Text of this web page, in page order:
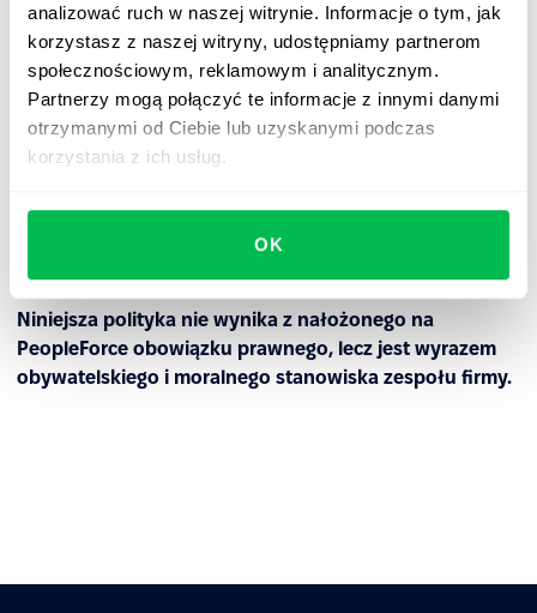
analizować ruch w naszej witrynie. Informacje o tym, jak
korzystasz z naszej witryny, udostępniamy partnerom
społecznościowym, reklamowym i analitycznym.
Partnerzy mogą połączyć te informacje z innymi danymi
otrzymanymi od Ciebie lub uzyskanymi podczas
korzystania z ich usług.
OK
informację o przynajmniej jednym z powyższych
przesłanek, świadczących o powiązaniu klienta z
państwami agresorami, firma zastrzega sobie prawo do
odmowy współpracy oraz rozwiązania Umowy bez
możliwości ponownego rozpatrzenia sprawy.
poprzez usunięcie swoich danych z konta, w takim
przypadku PeopleForce nie jest zobowiązana do zwrotu
opłaty abonamentowej.
Niniejsza polityka nie wynika z nałożonego na
PeopleForce obowiązku prawnego, lecz jest wyrazem
obywatelskiego i moralnego stanowiska zespołu firmy.